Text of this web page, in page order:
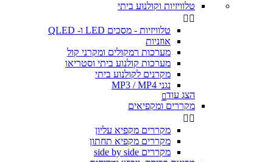
טלוויזיות וקולנוע ביתי
 
טלוויזיות - מסכים LED ו- QLED
אוזניות
מערכות רמקולים ומקרני קול
מערכות קולנוע ביתי וסטריאו
מקרנים לקולנוע ביתי
נגני MP3 / MP4
הצג עוד
מקררים ומקפיאים
 
מקררים מקפיא עליון
מקררים מקפיא תחתון
מקררים side by side